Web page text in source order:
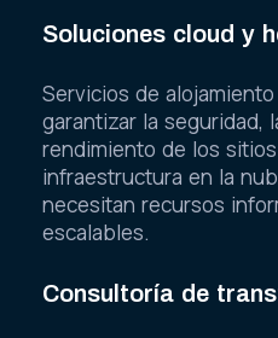
Soluciones cloud y
Servicios de
garantizar la seguridad,
rendimiento de los
infraestructura en la
necesitan recursos
escalables.
Consultoría de